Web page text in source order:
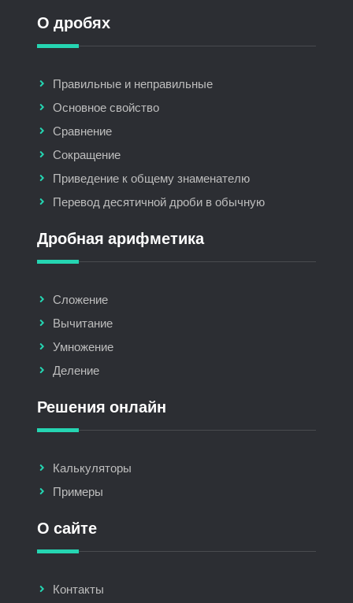
О дробях
Правильные и неправильные
Основное свойство
Сравнение
Сокращение
Приведение к общему знаменателю
Перевод десятичной дроби в обычную
Дробная арифметика
Сложение
Вычитание
Умножение
Деление
Решения онлайн
Калькуляторы
Примеры
О сайте
Контакты